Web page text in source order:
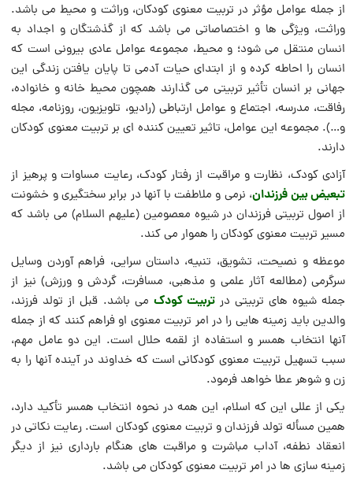
از جمله عوامل مؤثر در تربیت معنوی کودکان، وراثت و محیط می باشد.
وراثت، ویژگی ها و اختصاصاتی می باشد که از گذشتگان و اجداد به
انسان منتقل می شود؛ و محیط، مجموعه عوامل عادی بیرونی است که
انسان را احاطه کرده و از ابتدای حیات آدمی تا پایان یافتن زندگی این
جهانی بر انسان تأثیر تربیتی می گذارند همچون محیط خانه و خانواده،
رفاقت، مدرسه، اجتماع و عوامل ارتباطی (رادیو، تلویزیون، روزنامه، مجله
و…). مجموعه این عوامل، تاثیر تعیین کننده ای بر تربیت معنوی کودکان
دارند.
آزادی کودک، نظارت و مراقبت از رفتار کودک، رعایت مساوات و پرهیز از
تبعیض بین فرزندان، نرمی و ملاطفت با آنها در برابر سختگیری و خشونت
از اصول تربیتی فرزندان در شیوه معصومین (علیهم السلام) می باشد که
مسیر تربیت معنوی کودکان را هموار می کند.
موعظه و نصیحت، تشویق، تنبیه، داستان سرایی، فراهم آوردن وسایل
سرگرمی (مطالعه آثار علمی و مذهبی، مسافرت، گردش و ورزش) نیز از
جمله شیوه های تربیتی درتربیت کودک می باشد. قبل از تولد فرزند،
والدین باید زمینه هایی را در امر تربیت معنوی او فراهم کنند که از جمله
آنها انتخاب همسر و استفاده از لقمه حلال است. این دو عامل مهم،
سبب تسهیل تربیت معنوی کودکانی است که خداوند در آینده آنها را به
زن و شوهر عطا خواهد فرمود.
یکی از عللی این که اسلام، این همه در نحوه انتخاب همسر تأکید دارد،
همین مسأله تولد فرزندان و تربیت معنوی کودکان است. رعایت نکاتی در
انعقاد نطفه، آداب مباشرت و مراقبت های هنگام بارداری نیز از دیگر
زمینه سازی ها در امر تربیت معنوی کودکان می باشد.